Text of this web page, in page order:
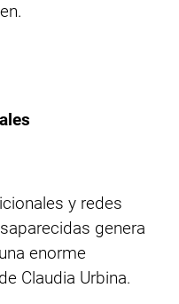
y redes
genera
enorme
Claudia Urbina.